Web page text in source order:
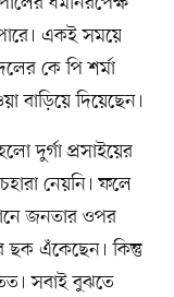
একই সময়ে
কে পি শর্মা
বাড়িয়ে দিয়েছেন।
দুর্গা প্রসাইয়ের
নেয়নি। ফলে
জনতার ওপর
ছক এঁকেছেন। কিন্তু
সবাই বুঝতে